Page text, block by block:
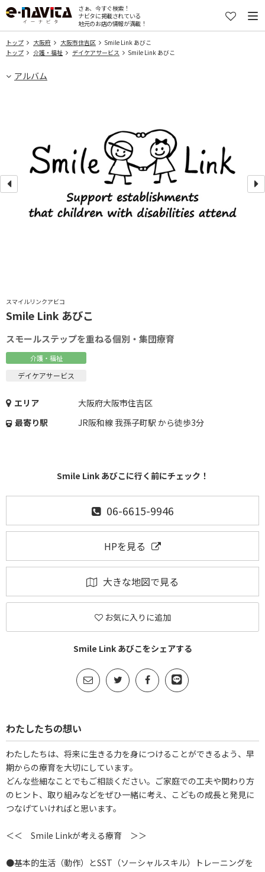
さぁ、今すぐ検索！
ナビタに掲載されている
地元のお店の情報が満載！
トップ 大阪府 大阪市住吉区
Smile Link あびこ
トップ
介護・福祉 デイケアサービス Smile Link あびこ
アルバム
スマイルリンクアビコ
Smile Link あびこ
スモールステップを重ねる個別・集団療育
介護・福祉
デイケアサービス
エリア
大阪府大阪市住吉区
最寄り駅
JR阪和線 我孫子町駅 から徒歩3分
Smile Link あびこに行く前にチェック！
06-6615-9946
HPを見る
大きな地図で見る
お気に入りに追加
Smile Link あびこをシェアする
わたしたちの想い
わたしたちは、将来に生きる力を身につけることができるよう、早
期からの療育を大切にしています。
どんな些細なことでもご相談ください。ご家庭での工夫や関わり方
のヒント、取り組みなどをぜひ一緒に考え、こどもの成長と発見に
つなげていければと思います。
＜＜ Smile Linkが考える療育 ＞＞
●基本的生活（動作）とSST（ソーシャルスキル）トレーニングを